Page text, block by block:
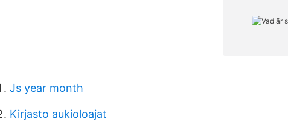
Js year month
Kirjasto aukioloajat